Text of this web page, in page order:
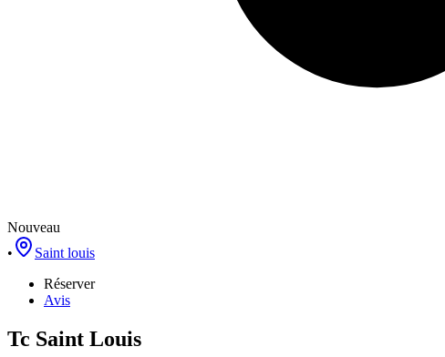
Nouveau
•
Saint louis
Réserver
Avis
Tc Saint Louis